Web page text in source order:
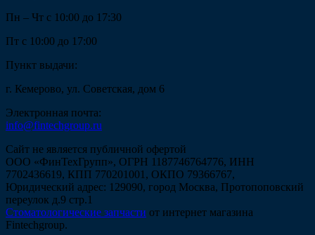
Пн – Чт с 10:00 до 17:30
Пт с 10:00 до 17:00
Пункт выдачи:
г. Кемерово, ул. Советская, дом 6
Электронная почта:
info@fintechgroup.ru
Сайт не является публичной офертой
ООО «ФинТехГрупп», ОГРН 1187746764776, ИНН
7702436619, КПП 770201001, ОКПО 79366767,
Юридический адрес: 129090, город Москва, Протопоповский
переулок д.9 стр.1
Стоматологические запчасти от интернет магазина
Fintechgroup.